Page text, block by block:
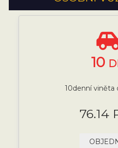
10
10denní viněta
76.14